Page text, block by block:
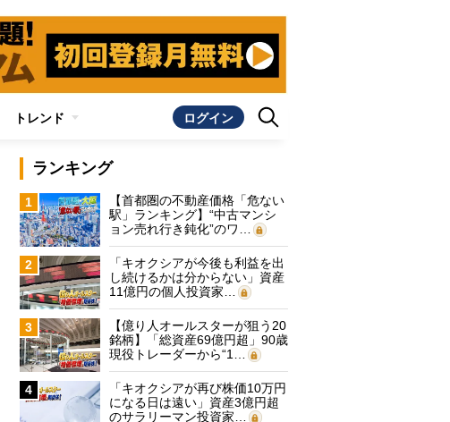
トレンド ログイン
ランキング
1
【首都圏の不動産価格「危ない
駅」ランキング】“中古マンシ
ョン売れ行き鈍化”のワ…
2
「キオクシアが今後も利益を出
し続けるかは分からない」資産
11億円の個人投資家…
3
【億り人オールスターが狙う20
銘柄】「総資産69億円超」90歳
現役トレーダーから“1…
4
「キオクシアが再び株価10万円
になる日は遠い」資産3億円超
のサラリーマン投資家…